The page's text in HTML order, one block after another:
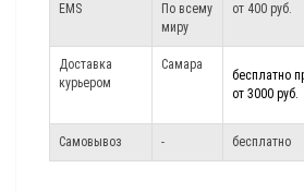
EMS
По всему
миру
от 400 руб.
Доставка
курьером
Самара
бесплатно
от 3000 руб.
Самовывоз - бесплатно